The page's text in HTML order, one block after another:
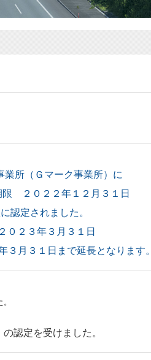
所（Ｇマーク事業所）に
０２２年１２月３１日
認定されました。
３月３１日
月３１日まで延長となります。
。
認定を受けました。